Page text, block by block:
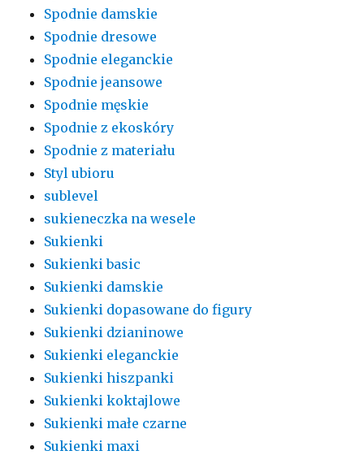
Spodnie damskie
Spodnie dresowe
Spodnie eleganckie
Spodnie jeansowe
Spodnie męskie
Spodnie z ekoskóry
Spodnie z materiału
Styl ubioru
sublevel
sukieneczka na wesele
Sukienki
Sukienki basic
Sukienki damskie
Sukienki dopasowane do figury
Sukienki dzianinowe
Sukienki eleganckie
Sukienki hiszpanki
Sukienki koktajlowe
Sukienki małe czarne
Sukienki maxi